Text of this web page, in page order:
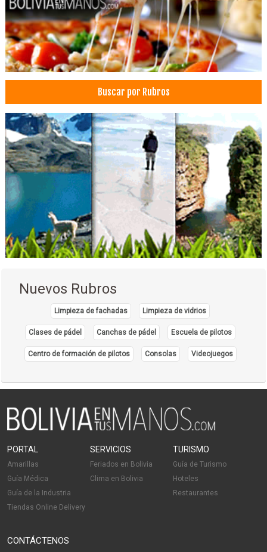
Médicos Homeópatas
Médicos Terapeutas del Dolor
Orientación psicológica
Psicólogos
Estética Dental
Odontopediatría
Médicos Odontólogos
Odontología Integral
Odontología Estética
Ortodoncia
Odontología
Prótesis Dentales
Tratamiento de Varices
Buscar por Rubros
Nuevos Rubros
Limpieza de fachadas Limpieza de vidrios
Clases de pádel Canchas de pádel Escuela de pilotos
Centro de formación de pilotos Consolas Videojuegos
PORTAL
Amarillas
Guía Médica
Guía de la Industria
Tiendas Online Delivery
SERVICIOS
Feriados en Bolivia
Clima en Bolivia
TURISMO
Guía de Turismo
Hoteles
Restaurantes
CONTÁCTENOS